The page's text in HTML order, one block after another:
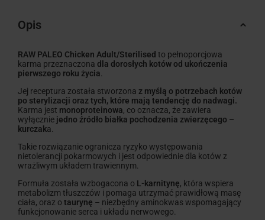
Opis
RAW PALEO Chicken Adult/Sterilised to pełnoporcjowa
karma przeznaczona dla dorosłych kotów od ukończenia
pierwszego roku życia.
Jej receptura została stworzona z myślą o potrzebach kotów
po sterylizacji oraz tych, które mają tendencję do nadwagi.
Karma jest monoproteinowa, co oznacza, że zawiera
wyłącznie jedno źródło białka pochodzenia zwierzęcego –
kurczaka.
Takie rozwiązanie ogranicza ryzyko występowania
nietolerancji pokarmowych i jest odpowiednie dla kotów z
wrażliwym układem trawiennym.
Formuła została wzbogacona o L-karnitynę, która wspiera
metabolizm tłuszczów i pomaga utrzymać prawidłową masę
ciała, oraz o taurynę – niezbędny aminokwas wspomagający
funkcjonowanie serca i układu nerwowego.